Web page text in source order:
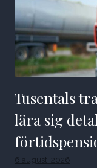
Tusentals
lära sig
6 augusti 2026